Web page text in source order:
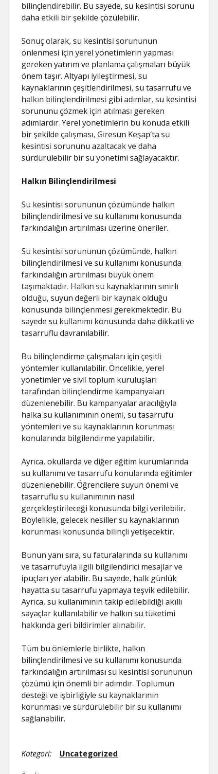
bilinçlendirebilir. Bu sayede, su kesintisi sorunu
daha etkili bir şekilde çözülebilir.
Sonuç olarak, su kesintisi sorununun
önlenmesi için yerel yönetimlerin yapması
gereken yatırım ve planlama çalışmaları büyük
önem taşır. Altyapı iyileştirmesi, su
kaynaklarının çeşitlendirilmesi, su tasarrufu ve
halkın bilinçlendirilmesi gibi adımlar, su kesintisi
sorununu çözmek için atılması gereken
adımlardır. Yerel yönetimlerin bu konuda etkili
bir şekilde çalışması, Giresun Keşap’ta su
kesintisi sorununu azaltacak ve daha
sürdürülebilir bir su yönetimi sağlayacaktır.
Halkın Bilinçlendirilmesi
Su kesintisi sorununun çözümünde halkın
bilinçlendirilmesi ve su kullanımı konusunda
farkındalığın artırılması üzerine öneriler.
Su kesintisi sorununun çözümünde, halkın
bilinçlendirilmesi ve su kullanımı konusunda
farkındalığın artırılması büyük önem
taşımaktadır. Halkın su kaynaklarının sınırlı
olduğu, suyun değerli bir kaynak olduğu
konusunda bilinçlenmesi gerekmektedir. Bu
sayede su kullanımı konusunda daha dikkatli ve
tasarruflu davranılabilir.
Bu bilinçlendirme çalışmaları için çeşitli
yöntemler kullanılabilir. Öncelikle, yerel
yönetimler ve sivil toplum kuruluşları
tarafından bilinçlendirme kampanyaları
düzenlenebilir. Bu kampanyalar aracılığıyla
halka su kullanımının önemi, su tasarrufu
yöntemleri ve su kaynaklarının korunması
konularında bilgilendirme yapılabilir.
Ayrıca, okullarda ve diğer eğitim kurumlarında
su kullanımı ve tasarrufu konularında eğitimler
düzenlenebilir. Öğrencilere suyun önemi ve
tasarruflu su kullanımının nasıl
gerçekleştirileceği konusunda bilgi verilebilir.
Böylelikle, gelecek nesiller su kaynaklarının
korunması konusunda bilinçli yetişecektir.
Bunun yanı sıra, su faturalarında su kullanımı
ve tasarrufuyla ilgili bilgilendirici mesajlar ve
ipuçları yer alabilir. Bu sayede, halk günlük
hayatta su tasarrufu yapmaya teşvik edilebilir.
Ayrıca, su kullanımının takip edilebildiği akıllı
sayaçlar kullanılabilir ve halkın su tüketimi
hakkında geri bildirimler alınabilir.
Tüm bu önlemlerle birlikte, halkın
bilinçlendirilmesi ve su kullanımı konusunda
farkındalığın artırılması su kesintisi sorununun
çözümü için önemli bir adımdır. Toplumun
desteği ve işbirliğiyle su kaynaklarının
korunması ve sürdürülebilir bir su kullanımı
sağlanabilir.
Kategori: Uncategorized